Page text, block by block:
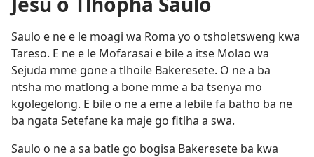
Saulo e ne e le moagi wa Roma yo o tsholetsweng kwa
Tareso. E ne e le Mofarasai e bile a itse Molao wa
Sejuda mme gone a tlhoile Bakeresete. O ne a ba
ntsha mo matlong a bone mme a ba tsenya mo
kgolegelong. E bile o ne a eme a lebile fa batho ba ne
ba ngata Setefane ka maje go fitlha a swa.
Saulo o ne a sa batle go bogisa Bakeresete ba kwa